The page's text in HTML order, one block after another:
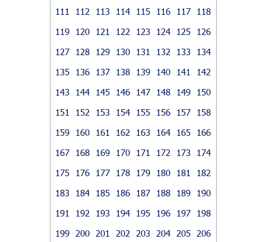
111
112 113 114 115 116 117
118
119
120 121 122 123 124 125
126
127
128 129 130 131 132 133
134
135
136 137 138 139 140 141
142
143
144 145 146 147 148 149
150
151
152 153 154 155 156 157
158
159
160 161 162 163 164 165
166
167
168 169 170 171 172 173
174
175
176 177 178 179 180 181
182
183
184 185 186 187 188 189
190
191
192 193 194 195 196 197
198
199
200 201 202 203 204 205
206